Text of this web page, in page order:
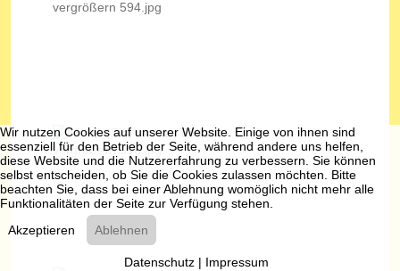
Wir nutzen Cookies auf unserer Website. Einige von ihnen sind
essenziell für den Betrieb der Seite, während andere uns helfen,
diese Website und die Nutzererfahrung zu verbessern. Sie können
selbst entscheiden, ob Sie die Cookies zulassen möchten. Bitte
beachten Sie, dass bei einer Ablehnung womöglich nicht mehr alle
Funktionalitäten der Seite zur Verfügung stehen.
Akzeptieren
Ablehnen
Datenschutz| Impressum